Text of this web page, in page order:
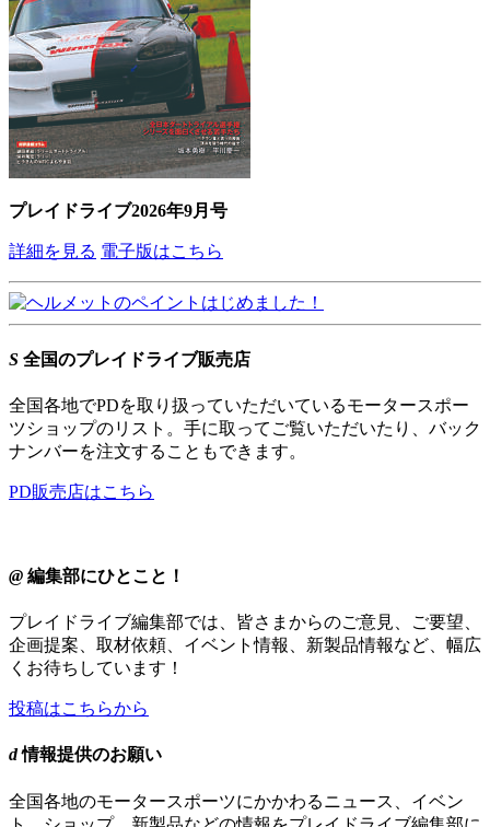
プレイドライブ2026年9月号
詳細を見る 電子版はこちら
S 全国のプレイドライブ販売店
全国各地でPDを取り扱っていただいているモータースポー
ツショップのリスト。手に取ってご覧いただいたり、バック
ナンバーを注文することもできます。
PD販売店はこちら
@ 編集部にひとこと！
プレイドライブ編集部では、皆さまからのご意見、ご要望、
企画提案、取材依頼、イベント情報、新製品情報など、幅広
くお待ちしています！
投稿はこちらから
d情報提供のお願い
全国各地のモータースポーツにかかわるニュース、イベン